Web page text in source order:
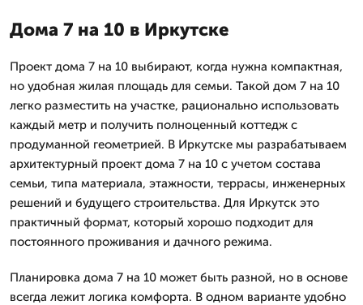
Дома 7 на 10 в Иркутске
Проект дома 7 на 10 выбирают, когда нужна компактная,
но удобная жилая площадь для семьи. Такой дом 7 на 10
легко разместить на участке, рационально использовать
каждый метр и получить полноценный коттедж с
продуманной геометрией. В Иркутске мы разрабатываем
архитектурный проект дома 7 на 10 с учетом состава
семьи, типа материала, этажности, террасы, инженерных
решений и будущего строительства. Для Иркутск это
практичный формат, который хорошо подходит для
постоянного проживания и дачного режима.
Планировка дома 7 на 10 может быть разной, но в основе
всегда лежит логика комфорта. В одном варианте удобно